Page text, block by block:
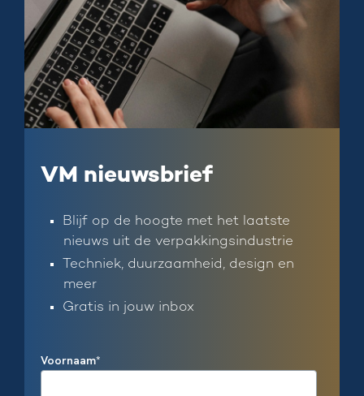
VM nieuwsbrief
Blijf op de hoogte met het laatste
nieuws uit de verpakkingsindustrie
Techniek, duurzaamheid, design en
meer
Gratis in jouw inbox
Voornaam*